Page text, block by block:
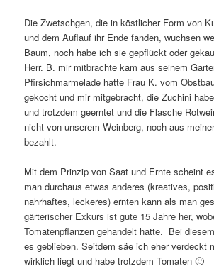
Die Zwetschgen, die in köstlicher Form von
und dem Auflauf ihr Ende fanden, wuchsen
Baum, noch habe ich sie gepflückt oder
Herr. B. mir mitbrachte kam aus seinem
Pfirsichmarmelade hatte Frau K. vom
gekocht und mir mitgebracht, die Zuchini
und trotzdem geerntet und die Flasche
nicht von unserem Weinberg, noch aus
bezahlt.
Mit dem Prinzip von Saat und Ernte scheint
man durchaus etwas anderes (kreatives,
nahrhaftes, leckeres) ernten kann als man
gärterischer Exkurs ist gute 15 Jahre her,
Tomatenpflanzen gehandelt hatte. Bei
es geblieben. Seitdem säe ich eher verdeckt
wirklich liegt und habe trotzdem Tomaten 🙂